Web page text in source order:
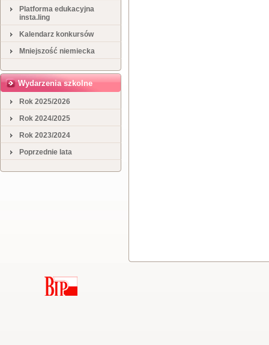
Platforma edukacyjna
insta.ling
Kalendarz konkursów
Mniejszość niemiecka
Wydarzenia szkolne
Rok 2025/2026
Rok 2024/2025
Rok 2023/2024
Poprzednie lata